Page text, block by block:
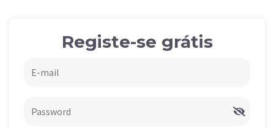
Registe-se grátis